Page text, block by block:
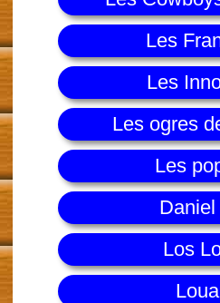
Les
Les
Les ogres
Les
Daniel
Los